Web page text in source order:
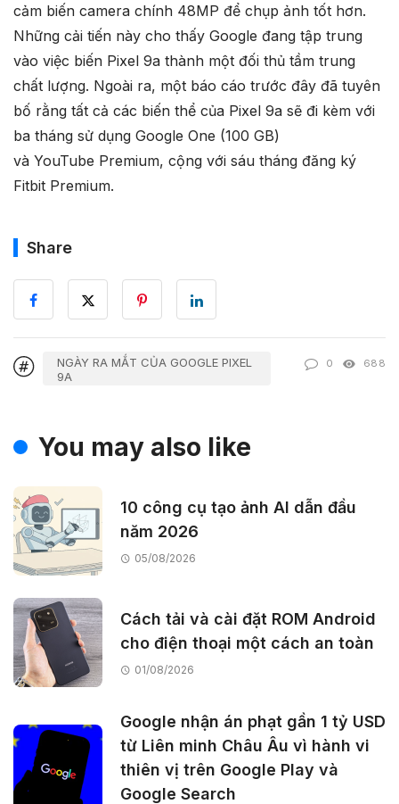
cảm biến camera chính 48MP để chụp ảnh tốt hơn.
Những cải tiến này cho thấy Google đang tập trung
vào việc biến Pixel 9a thành một đối thủ tầm trung
chất lượng. Ngoài ra, một báo cáo trước đây đã tuyên
bố rằng tất cả các biến thể của Pixel 9a sẽ đi kèm với
ba tháng sử dụng Google One (100 GB)
và YouTube Premium, cộng với sáu tháng đăng ký
Fitbit Premium.
Share
NGÀY RA MẮT CỦA GOOGLE PIXEL
9A
0 688
You may also like
10 công cụ tạo ảnh AI dẫn đầu
năm 2026
05/08/2026
Cách tải và cài đặt ROM Android
cho điện thoại một cách an toàn
01/08/2026
Google nhận án phạt gần 1 tỷ USD
từ Liên minh Châu Âu vì hành vi
thiên vị trên Google Play và
Google Search